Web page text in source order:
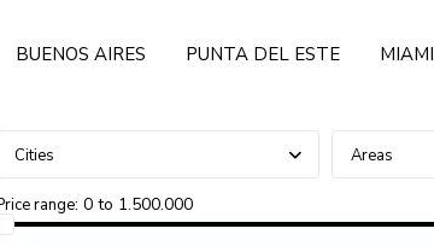
BUENOS AIRES PUNTA DEL ESTE MIAMI
Cities Areas
range: 0 to 1.500.000